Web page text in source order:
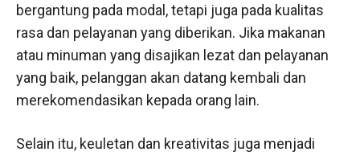
bergantung pada modal, tetapi juga pada kualitas
rasa dan pelayanan yang diberikan. Jika makanan
atau minuman yang disajikan lezat dan pelayanan
yang baik, pelanggan akan datang kembali dan
merekomendasikan kepada orang lain.
Selain itu, keuletan dan kreativitas juga menjadi